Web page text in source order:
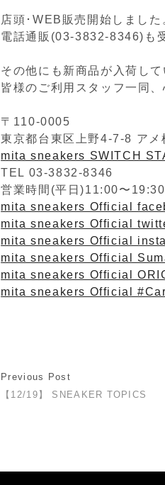
店頭･WEB販売開始しました
電話通販(03-3832-8346)も
その他にも新商品が入荷し
皆様のご利用スタッフ一同
〒110-0005
東京都台東区上野4-7-8 アメ
mita sneakers SWITCH
TEL 03-3832-8346
営業時間(平日)11:00〜
mita sneakers Official
mita sneakers Official
mita sneakers Official
mita sneakers Official
mita sneakers Official
mita sneakers Official
Previous Post
【12/19】 SNEAKER TOPICS